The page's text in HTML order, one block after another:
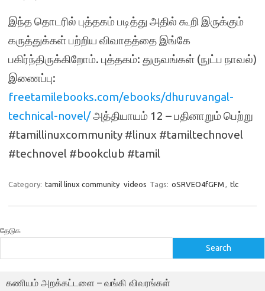
இந்த தொடரில் புத்தகம் படித்து அதில் கூறி இருக்கும்
கருத்துக்கள் பற்றிய விவாதத்தை இங்கே
பகிர்ந்திருக்கிறோம். புத்தகம்: துருவங்கள் (நுட்ப நாவல்)
இணைப்பு:
freetamilebooks.com/ebooks/dhuruvangal-
technical-novel/அத்தியாயம் 12 – பதினாறும் பெற்று
#tamillinuxcommunity #linux #tamiltechnovel
#technovel #bookclub #tamil
Category: tamil linux community videos Tags: oSRVEO4fGFM , tlc
தேடுக
Search
கணியம் அறக்கட்டளை – வங்கி விவரங்கள்